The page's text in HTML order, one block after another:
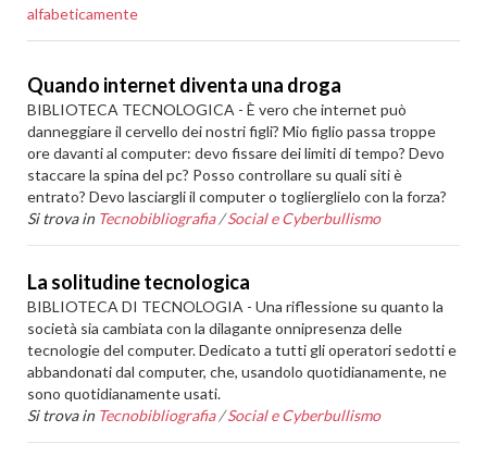
alfabeticamente
Quando internet diventa una droga
BIBLIOTECA TECNOLOGICA - È vero che internet può
danneggiare il cervello dei nostri figli? Mio figlio passa troppe
ore davanti al computer: devo fissare dei limiti di tempo? Devo
staccare la spina del pc? Posso controllare su quali siti è
entrato? Devo lasciargli il computer o toglierglielo con la forza?
Si trova in Tecnobibliografia /Social e Cyberbullismo
La solitudine tecnologica
BIBLIOTECA DI TECNOLOGIA - Una riflessione su quanto la
società sia cambiata con la dilagante onnipresenza delle
tecnologie del computer. Dedicato a tutti gli operatori sedotti e
abbandonati dal computer, che, usandolo quotidianamente, ne
sono quotidianamente usati.
Si trova in Tecnobibliografia /Social e Cyberbullismo